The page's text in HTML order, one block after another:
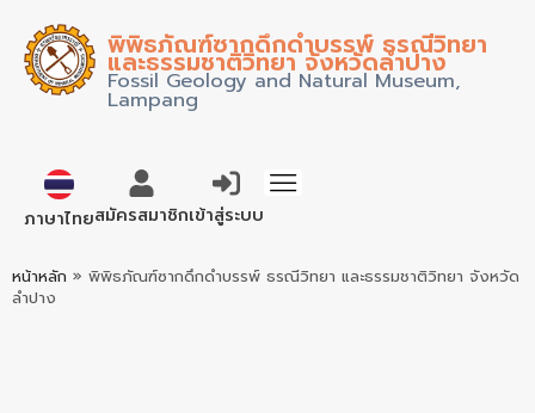
พิพิธภัณฑ์ซากดึกดำบรรพ์ ธรณีวิทยา
และธรรมชาติวิทยา จังหวัดลำปาง
Fossil Geology and Natural Museum,
Lampang
ภาษาไทยEnglishสมัครสมาชิกเข้าสู่ระบบ
หน้าหลัก » พิพิธภัณฑ์ซากดึกดำบรรพ์ ธรณีวิทยา และธรรมชาติวิทยา จังหวัด
ลำปาง